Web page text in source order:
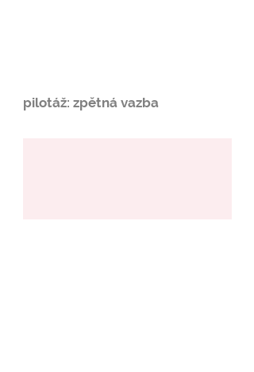
pilotáž: zpětná vazba